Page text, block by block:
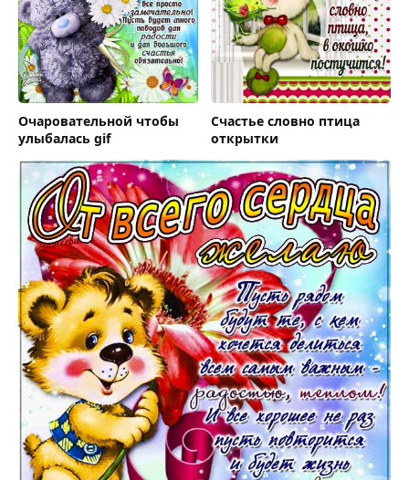
Очаровательной чтобы
улыбалась gif
Счастье словно птица
открытки